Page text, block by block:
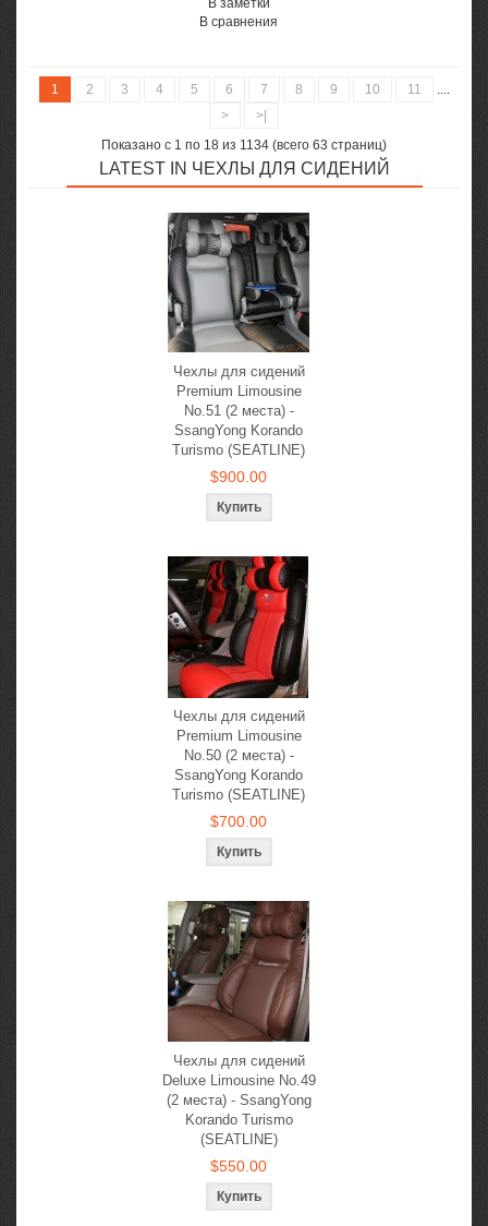
В заметки
В сравнения
1 2 3 4 5 6 7 8 9 10 11
....
>
>|
Показано с 1 по 18 из 1134 (всего 63 страниц)
LATEST IN ЧЕХЛЫ ДЛЯ СИДЕНИЙ
Чехлы для сидений
Premium Limousine
No.51 (2 места) -
SsangYong Korando
Turismo (SEATLINE)
$900.00
Чехлы для сидений
Premium Limousine
No.50 (2 места) -
SsangYong Korando
Turismo (SEATLINE)
$700.00
Чехлы для сидений
Deluxe Limousine No.49
(2 места) - SsangYong
Korando Turismo
(SEATLINE)
$550.00